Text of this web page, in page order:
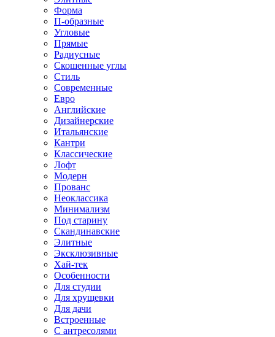
Форма
П-образные
Угловые
Прямые
Радиусные
Скошенные углы
Стиль
Современные
Евро
Английские
Дизайнерские
Итальянские
Кантри
Классические
Лофт
Модерн
Прованс
Неоклассика
Минимализм
Под старину
Скандинавские
Элитные
Эксклюзивные
Хай-тек
Особенности
Для студии
Для хрущевки
Для дачи
Встроенные
С антресолями